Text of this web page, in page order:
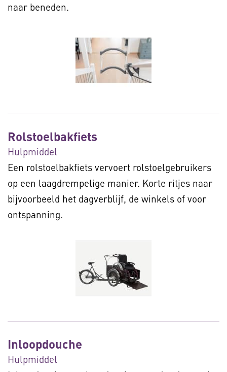
naar beneden.
Rolstoelbakfiets
Hulpmiddel
Een rolstoelbakfiets vervoert rolstoelgebruikers
op een laagdrempelige manier. Korte ritjes naar
bijvoorbeeld het dagverblijf, de winkels of voor
ontspanning.
Inloopdouche
Hulpmiddel